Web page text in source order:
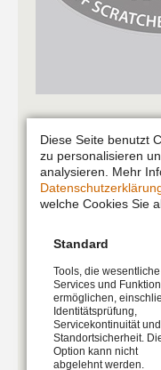
ISSA -
05.05.2018 12:05 |
TaggedAuszeichnung,
Artists,ISSA,
Mein
Jahresausstellung
of Scratchboard
NEWCOMER
Weiterlesen …ISSA
Diese Seite benutzt
zu personalisieren
analysieren. Mehr
welche Cookies Sie
Standard
Tools, die wesentliche
Services und
ermöglichen,
Identitätsprüfung,
Servicekontinuität und
Standortsicherheit.
Option kann nicht
abgelehnt werden.